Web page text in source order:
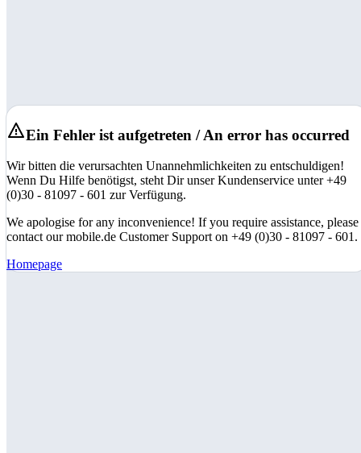
Ein Fehler ist aufgetreten / An error has occurred
Wir bitten die verursachten Unannehmlichkeiten zu entschuldigen!
Wenn Du Hilfe benötigst, steht Dir unser Kundenservice unter +49
(0)30 - 81097 - 601 zur Verfügung.
We apologise for any inconvenience! If you require assistance, please
contact our mobile.de Customer Support on +49 (0)30 - 81097 - 601.
Homepage